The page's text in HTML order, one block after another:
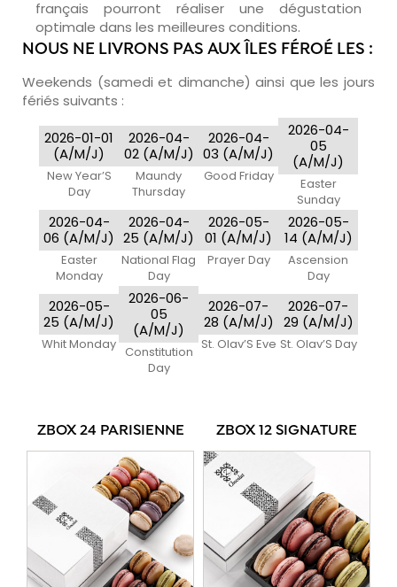
français pourront réaliser une dégustation
optimale dans les meilleures conditions.
NOUS NE LIVRONS PAS AUX ÎLES FÉROÉ LES :
Weekends (samedi et dimanche) ainsi que les jours
fériés suivants :
2026-01-01
(A/M/J)
New Year’S
Day
2026-04-
02 (A/M/J)
Maundy
Thursday
2026-04-
03 (A/M/J)
Good Friday
2026-04-
05
(A/M/J)
Easter
Sunday
2026-04-
06 (A/M/J)
Easter
Monday
2026-04-
25 (A/M/J)
National Flag
Day
2026-05-
01 (A/M/J)
Prayer Day
2026-05-
14 (A/M/J)
Ascension
Day
2026-05-
25 (A/M/J)
Whit Monday
2026-06-
05
(A/M/J)
Constitution
Day
2026-07-
28 (A/M/J)
St. Olav’S Eve
2026-07-
29 (A/M/J)
St. Olav’S Day
ZBOX 24 PARISIENNE ZBOX 12 SIGNATURE